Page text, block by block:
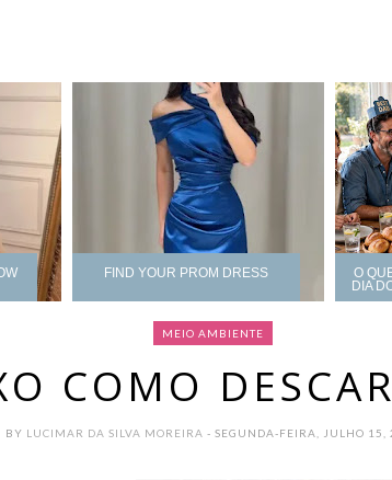
FIND YOUR PROM DRESS
O
DIA
MEIO AMBIENTE
COMO
BY LUCIMAR DA SILVA MOREIRA - SEGUNDA-FEIRA, JULHO 15,